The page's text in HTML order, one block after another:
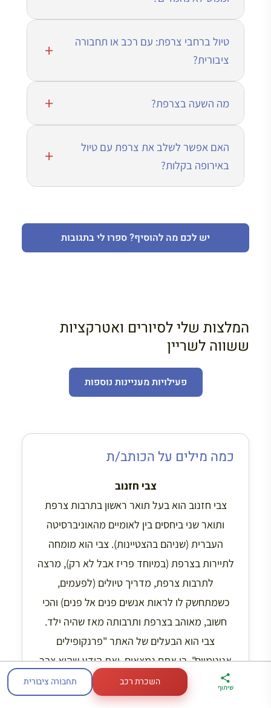
טיול ברחבי צרפת: עם רכב או תחבורה
ציבורית?
מה השעה בצרפת?
האם אפשר לשלב את צרפת עם טיול
באירופה בקלות?
יש לכם מה להוסיף? ספרו לי בתגובות
המלצות שלי לסיורים ואטרקציות
ששווה לשריין
פעילויות מעניינות נוספות
כמה מילים על הכותב/ת
צבי חזנוב
צבי חזנוב הוא בעל תואר ראשון בתרבות צרפת
ותואר שני ביחסים בין לאומיים מהאוניברסיטה
העברית (שניהם בהצטיינות). צבי הוא מומחה
לתיירות בצרפת (במיוחד פריז אבל לא רק), מרצה
לתרבות צרפת, מדריך טיולים (לפעמים,
כשמתחשק לו לראות אנשים פנים אל פנים) והכי
חשוב, מאוהב בצרפת ותרבותה מאז שהיה ילד.
צבי הוא הבעלים של האתר "פרנקופילים
אנונימיים", בו אתם נמצאים, ואת הידע שהוא צבר
ואת האהבה שלו לצרפת ותרבותה הוא שמח
לחלוק אתכם כאן.
ארגז הכלים שלי
לטיול בצרפת
מדריך פריז
במתנה
דברו
איתי בווטסאפ
שיתוף השכרת רכב תחבורה ציבורית